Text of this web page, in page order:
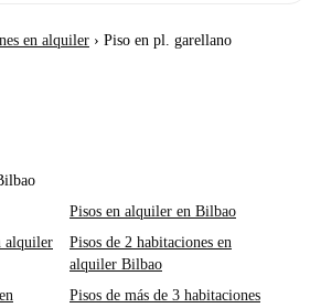
en alquiler › Piso en pl. garellano
Pisos en alquiler en Bilbao
alquiler
Pisos de 2 habitaciones en
alquiler Bilbao
Pisos de más de 3 habitaciones